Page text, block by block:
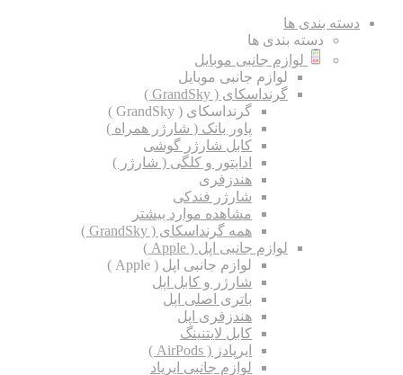
دسته بندی ها
دسته بندی ها
لوازم جانبی موبایل
لوازم جانبی موبایل
گرنداسکای ( GrandSky )
گرنداسکای ( GrandSky )
پاور بانک ( شارژر همراه )
کابل شارژر گوشی
اداپتور و کلگی ( شارژر )
هندزفری
شارژر فندکی
مشاهده موارد بیشتر
همه گرنداسکای ( GrandSky )
لوازم جانبی اپل ( Apple )
لوازم جانبی اپل ( Apple )
شارژر و کابل اپل
باتری اصلی اپل
هندزفری اپل
کابل لایتنینگ
ایرپادز ( AirPods )
لوازم جانبی ایرپاد